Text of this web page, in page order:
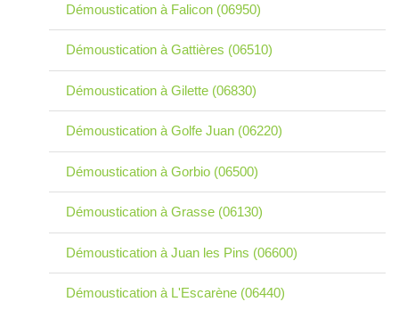
Démoustication à Falicon (06950)
Démoustication à Gattières (06510)
Démoustication à Gilette (06830)
Démoustication à Golfe Juan (06220)
Démoustication à Gorbio (06500)
Démoustication à Grasse (06130)
Démoustication à Juan les Pins (06600)
Démoustication à L'Escarène (06440)